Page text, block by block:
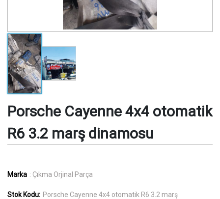
Porsche Cayenne 4x4 otomatik
R6 3.2 marş dinamosu
Marka : Çıkma Orjinal Parça
Stok Kodu: Porsche Cayenne 4x4 otomatik R6 3.2 marş